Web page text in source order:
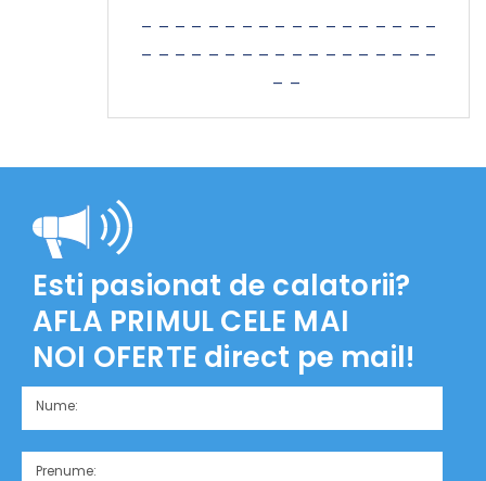
Esti pasionat de calatorii?
AFLA PRIMUL CELE MAI
NOI OFERTE direct pe mail!